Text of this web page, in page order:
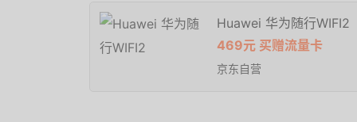
Huawei 华为随行WIFI2
469元 买赠流量卡
京东自营